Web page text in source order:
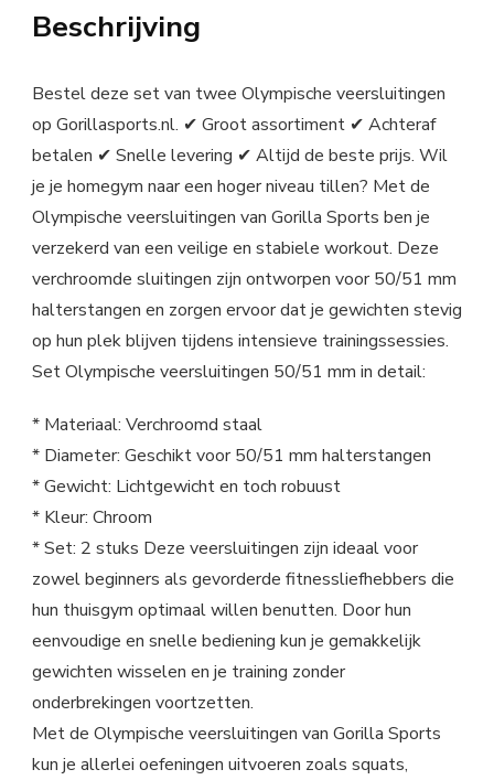
Beschrijving
Bestel deze set van twee Olympische veersluitingen
op Gorillasports.nl. ✔ Groot assortiment ✔ Achteraf
betalen ✔ Snelle levering ✔ Altijd de beste prijs. Wil
je je homegym naar een hoger niveau tillen? Met de
Olympische veersluitingen van Gorilla Sports ben je
verzekerd van een veilige en stabiele workout. Deze
verchroomde sluitingen zijn ontworpen voor 50/51 mm
halterstangen en zorgen ervoor dat je gewichten stevig
op hun plek blijven tijdens intensieve trainingssessies.
Set Olympische veersluitingen 50/51 mm in detail:
* Materiaal: Verchroomd staal
* Diameter: Geschikt voor 50/51 mm halterstangen
* Gewicht: Lichtgewicht en toch robuust
* Kleur: Chroom
* Set: 2 stuks Deze veersluitingen zijn ideaal voor
zowel beginners als gevorderde fitnessliefhebbers die
hun thuisgym optimaal willen benutten. Door hun
eenvoudige en snelle bediening kun je gemakkelijk
gewichten wisselen en je training zonder
onderbrekingen voortzetten.
Met de Olympische veersluitingen van Gorilla Sports
kun je allerlei oefeningen uitvoeren zoals squats,